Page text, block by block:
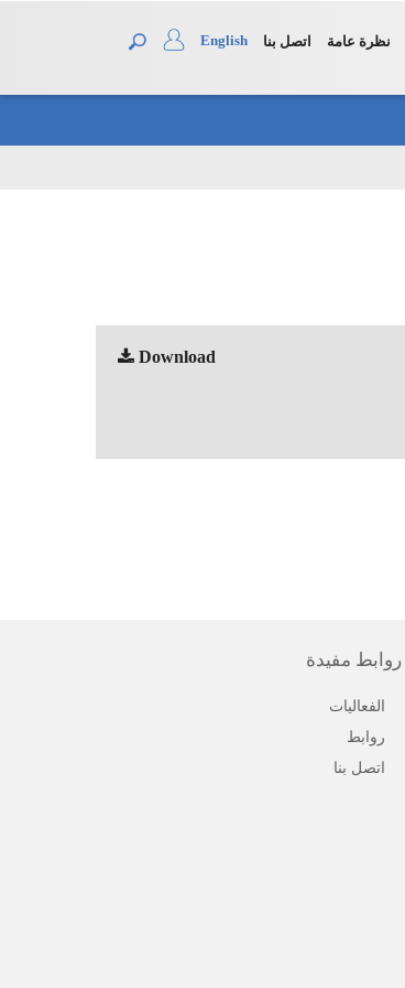
نظرة عامة اتصل بنا English
Download
روابط مفيدة
الفعاليات
روابط
اتصل بنا